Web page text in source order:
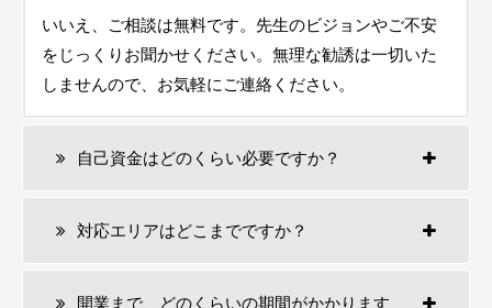
いいえ、ご相談は無料です。先生のビジョンやご不安
をじっくりお聞かせください。無理な勧誘は一切いた
しませんので、お気軽にご連絡ください。
自己資金はどのくらい必要ですか？
対応エリアはどこまでですか？
開業まで、どのくらいの期間がかかります